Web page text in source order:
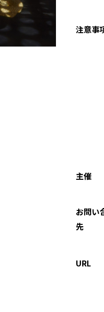
注意事
主催
お問い
先
URL